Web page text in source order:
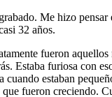
Me hizo pensar
32 años.
fueron aquellos
Estaba furiosa con
cuando estaban
fueron creciendo.